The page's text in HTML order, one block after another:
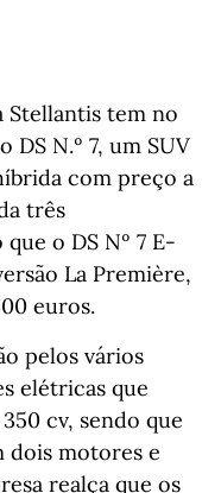
Stellantis tem no
N.º 7, um SUV
com preço a
três
o DS Nº 7 E-
La Première,
euros.
pelos vários
elétricas que
cv, sendo que
dois motores e
realça que os